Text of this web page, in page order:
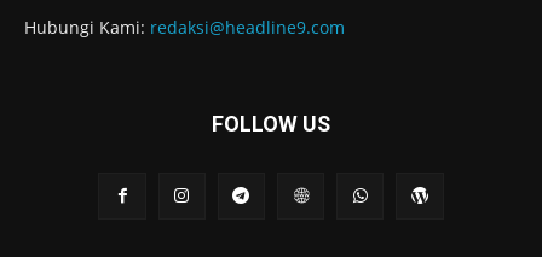
Hubungi Kami: redaksi@headline9.com
FOLLOW US